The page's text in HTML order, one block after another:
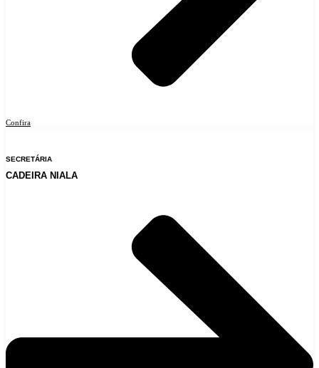
Confira
SECRETÁRIA
CADEIRA NIALA